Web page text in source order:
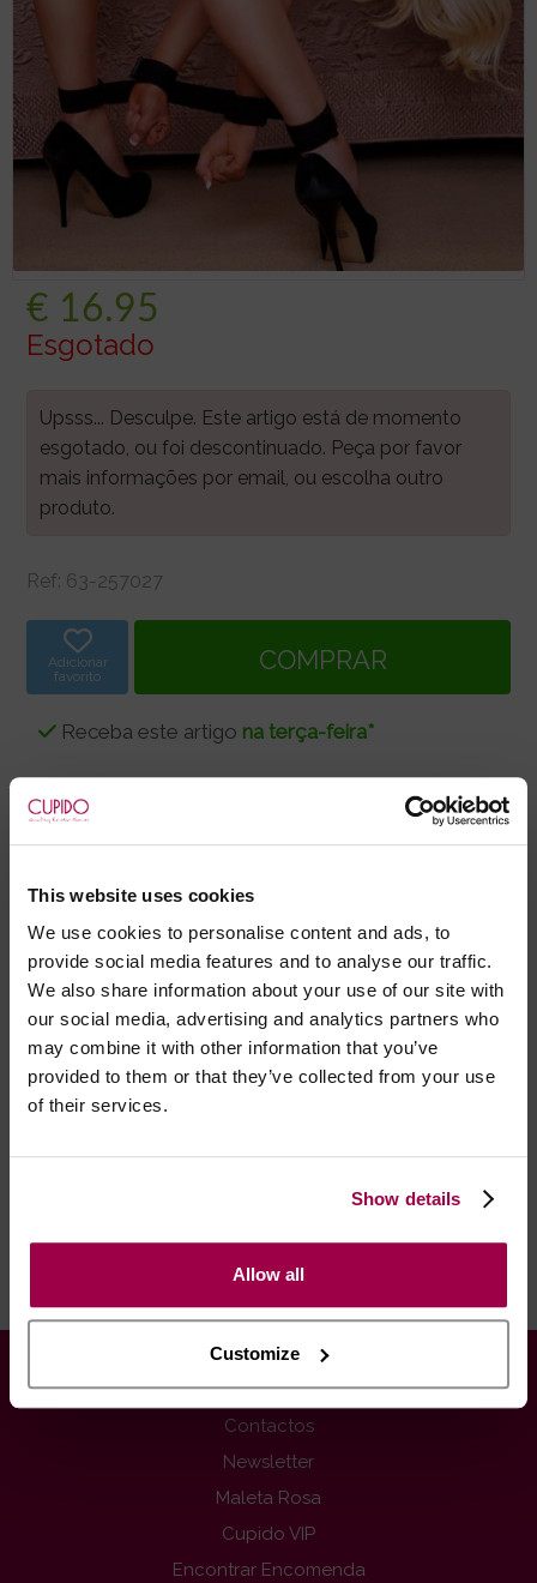
This website uses cookies
We use cookies to personalise content and ads, to
provide social media features and to analyse our traffic.
We also share information about your use of our site with
our social media, advertising and analytics partners who
may combine it with other information that you’ve
provided to them or that they’ve collected from your use
of their services.
Show details
Allow all
Customize
€ 16.95
Esgotado
Upsss... Desculpe. Este artigo está de momento
esgotado, ou foi descontinuado. Peça por favor
mais informações por email, ou escolha outro
produto.
Ref: 63-257027
Adicionar
favorito
Receba este artigo na terça-feira*
Descrição
Conjunto de algemas que prendem os pulsos aos
com fechos de velcro ajustáveis.
Marca:Lux Fetish
- Embalagens 100% discretas
horas, dias úteis. Portugal e Espanha Continental para
INFORMAÇÕES
Contactos
Newsletter
Maleta Rosa
Cupido VIP
Encontrar Encomenda